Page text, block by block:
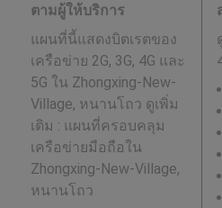
ตามผู้ให้บริการ
แผนที่นี้แสดงบิตเรตของ
เครือข่าย 2G, 3G, 4G และ
5G ใน Zhongxing-New-
Village, หนานโถว ดูเพิ่ม
เติม : แผนที่ครอบคลุม
เครือข่ายมือถือใน
Zhongxing-New-Village,
หนานโถว